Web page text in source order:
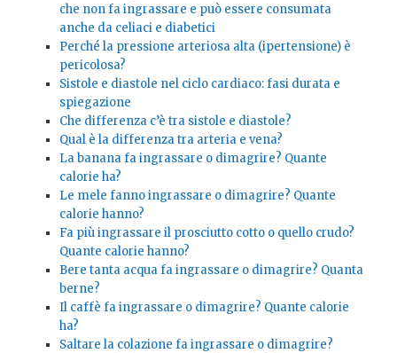
che non fa ingrassare e può essere consumata
anche da celiaci e diabetici
Perché la pressione arteriosa alta (ipertensione) è
pericolosa?
Sistole e diastole nel ciclo cardiaco: fasi durata e
spiegazione
Che differenza c’è tra sistole e diastole?
Qual è la differenza tra arteria e vena?
La banana fa ingrassare o dimagrire? Quante
calorie ha?
Le mele fanno ingrassare o dimagrire? Quante
calorie hanno?
Fa più ingrassare il prosciutto cotto o quello crudo?
Quante calorie hanno?
Bere tanta acqua fa ingrassare o dimagrire? Quanta
berne?
Il caffè fa ingrassare o dimagrire? Quante calorie
ha?
Saltare la colazione fa ingrassare o dimagrire?